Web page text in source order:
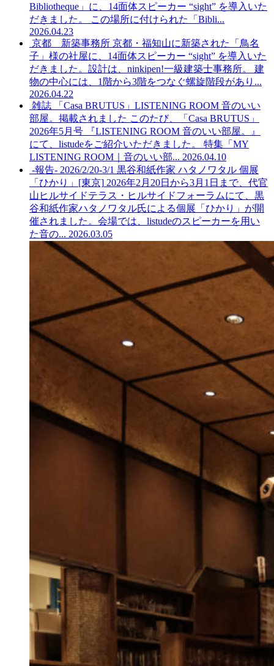
Bibliotheque」に、14面体スピーカー “sight” を導入いた
だきました。 この場所に付けられた「Bibli...
2026.04.23
京都 新築事務所 京都・福知山に新築された「鳥名
子」様の社屋に、14面体スピーカー “sight” を導入いた
だきました。設計は、ninkipen!一級建築士事務所。 建
物の中心には、1階から3階をつなぐ螺旋階段があり...
2026.04.22
雑誌 「Casa BRUTUS」LISTENING ROOM 音のいい
部屋。掲載されました このたび、「Casa BRUTUS」
2026年5月号 『LISTENING ROOM 音のいい部屋。』
にて、listudeをご紹介いただきました。 特集「MY
LISTENING ROOM｜音のいい部... 2026.04.10
-報告- 2026/2/20-3/1 黒谷和紙作家 ハタノワタル 個展
「ひかり」[東京] 2026年2月20日から3月1日まで、代官
山ヒルサイドテラス・ヒルサイドフォーラムにて、黒
谷和紙作家ハタノワタル氏による個展「ひかり」が開
催されました。会場では、listudeのスピーカーを用い
た音の... 2026.03.05